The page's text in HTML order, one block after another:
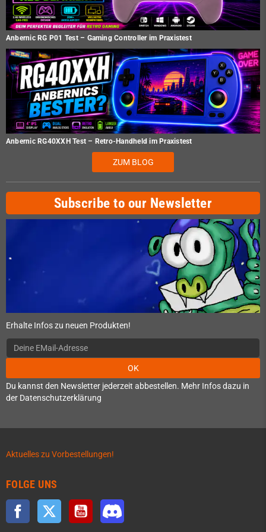
Anbernic RG P01 Test – Gaming Controller im Praxistest
Anbernic RG40XXH Test – Retro-Handheld im Praxistest
ZUM BLOG
Subscribe to our Newsletter
Erhalte Infos zu neuen Produkten!
OK
Du kannst den Newsletter jederzeit abbestellen. Mehr Infos dazu in
der Datenschutzerklärung
Aktuelles zu Vorbestellungen!
FOLGE UNS
Facebook Twitter YouTube